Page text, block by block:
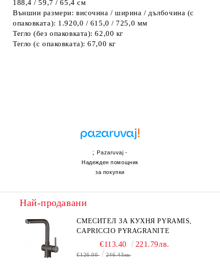
188,4 / 59,7 / 65,4 см
Външни размери: височина / ширина / дълбочина (с
опаковката): 1.920,0 / 615,0 / 725,0 мм
Тегло (без опаковката): 62,00 кг
Тегло (с опаковката): 67,00 кг
;Pazaruvaj -
Надежден помощник
за покупки
Най-продавани
СМЕСИТЕЛ ЗА КУХНЯ PYRAMIS,
CAPRICCIO PYRAGRANITE
€113.40 221.79лв.
€126.00 246.43лв.